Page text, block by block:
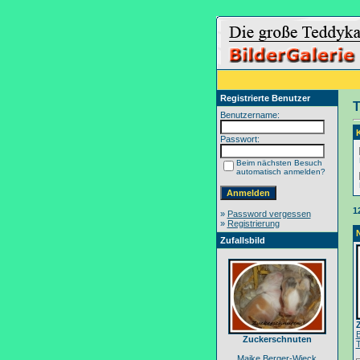
Registrierte Benutzer
Benutzername:
Passwort:
Beim nächsten Besuch
automatisch anmelden?
» Password vergessen
» Registrierung
Zufallsbild
Zuckerschnuten